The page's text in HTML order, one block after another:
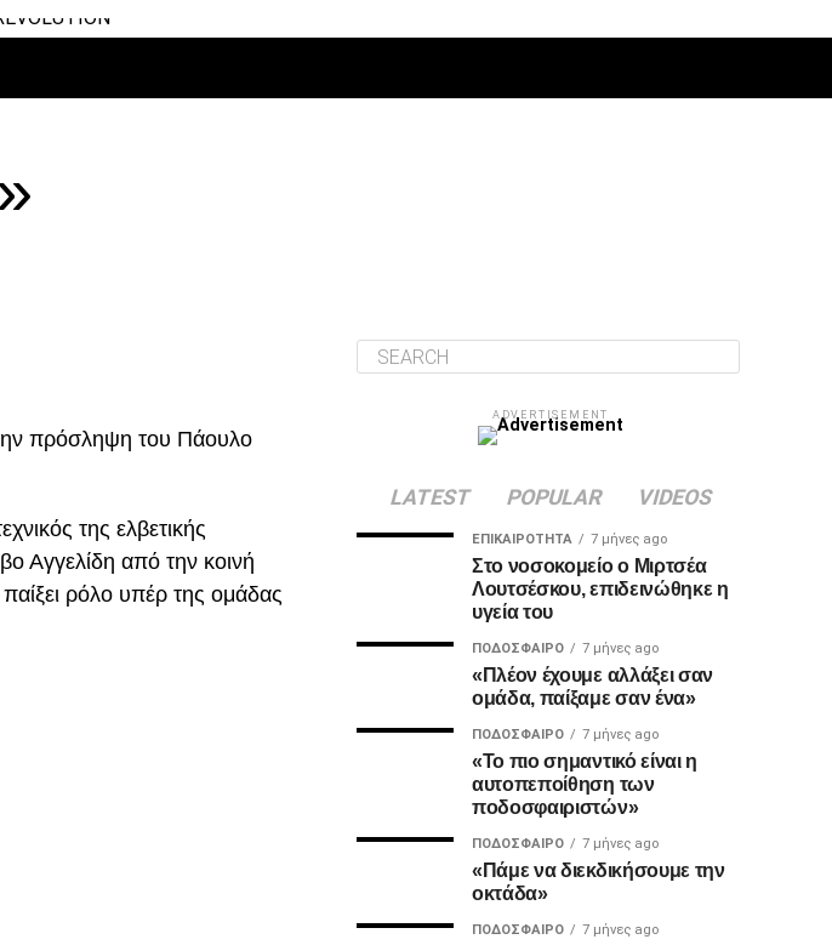
πρόσληψη του Πάουλο
της ελβετικής
Αγγελίδη από την κοινή
ρόλο υπέρ της ομάδας
ADVERTISEMENT
LATEST POPULAR VIDEOS
ΕΠΙΚΑΙΡΌΤΗΤΑ 7 μήνες ago
Στο νοσοκομείο ο Μιρτσέα
Λουτσέσκου, επιδεινώθηκε η
υγεία του
ΠΟΔΌΣΦΑΙΡΟ 7 μήνες ago
«Πλέον έχουμε αλλάξει σαν
ομάδα, παίξαμε σαν ένα»
ΠΟΔΌΣΦΑΙΡΟ 7 μήνες ago
«Το πιο σημαντικό είναι η
αυτοπεποίθηση των
ποδοσφαιριστών»
ΠΟΔΌΣΦΑΙΡΟ 7 μήνες ago
«Πάμε να διεκδικήσουμε την
οκτάδα»
ΠΟΔΌΣΦΑΙΡΟ 7 μήνες ago